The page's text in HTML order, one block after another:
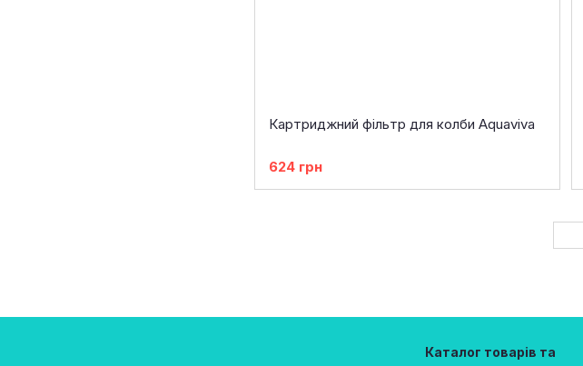
Картриджний фільтр для колби Aquaviva
624 грн
Каталог товарів та